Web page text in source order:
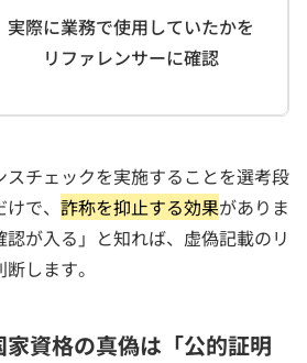
実際に業務で使用していたかを
リファレンサーに確認
スチェックを実施することを選考段
で、 詐称を抑止する効果がありま
が入る」と知れば、虚偽記載のリ
します。
資格の真偽は「公的証明